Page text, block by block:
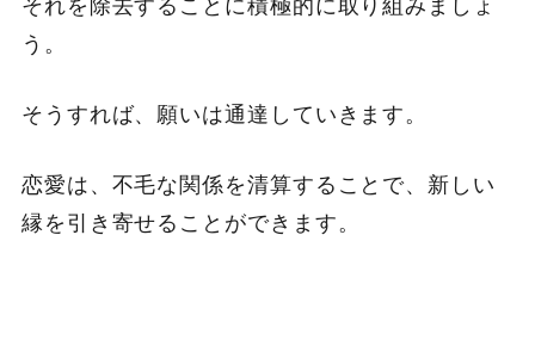
う。
そうすれば、願いは通達していきます。
恋愛は、不毛な関係を清算することで、新しい
縁を引き寄せることができます。